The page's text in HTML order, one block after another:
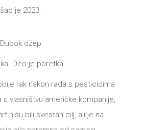
je 2023.
džep:
Deo je poretka.
rak nakon rada s pesticidima
u vlasništvu američke kompanije,
nisu bili svestan cilj, ali je na